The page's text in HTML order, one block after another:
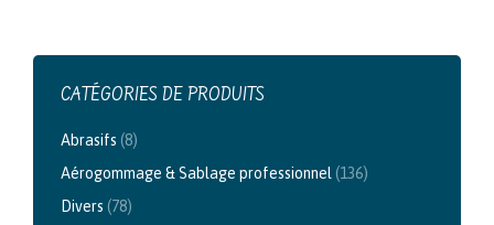
CATÉGORIES DE PRODUITS
Abrasifs (8)
Aérogommage & Sablage professionnel (136)
Divers (78)